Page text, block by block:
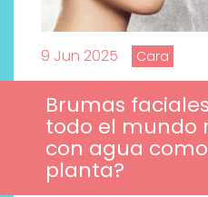
9 Jun 2025 Cara
Brumas
todo el mundo
con agua
planta?